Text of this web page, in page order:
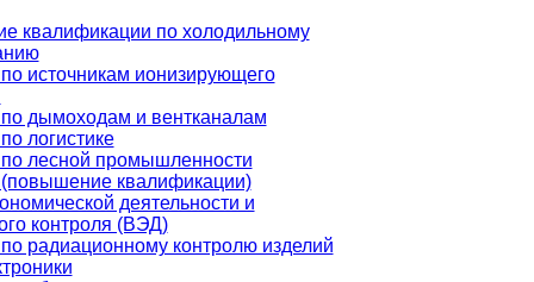
квалификации по холодильному
источникам ионизирующего
дымоходам и вентканалам
логистике
лесной промышленности
квалификации)
деятельности и
контроля (ВЭД)
радиационному контролю изделий